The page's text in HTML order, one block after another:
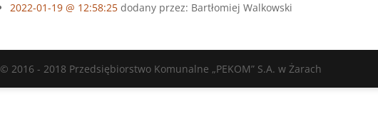
2022-01-19 @ 12:58:25 dodany przez: Bartłomiej Walkowski
© 2016 - 2018 Przedsiębiorstwo Komunalne „PEKOM” S.A. w Żarach